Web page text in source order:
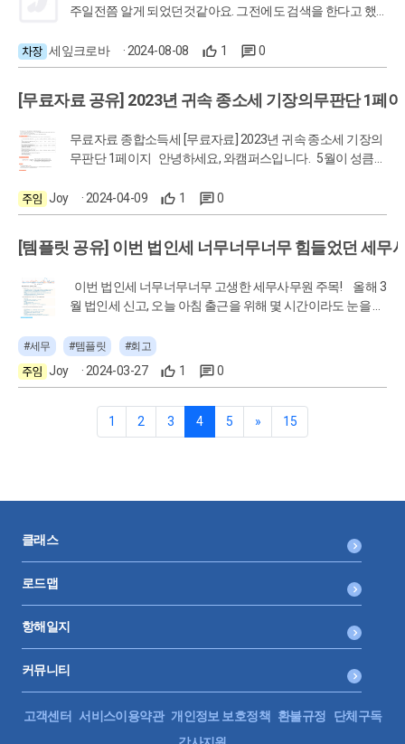
주일전쯤 알게 되었던것같아요. 그전에도 검색을 한다고 했
쉬웠습니다. 뒤늦게나마 나름 열심히 동영상들을 듣고 입사
하였습니다. 실무적으로 좋은 강의들이 많아서 입사후에도
히 정신은없었지만 그래도 조금의 마음의 여유가 생겼던것같
해일지에 참여하게되었고 열심히 하지는 못했지만 이번 목표
는 꾸준히 반복해서 강의들을 듣는거였습니다. 아침 출근전
서 이어서 듣고 요렇게 하루 할당량 시청 완료했습니다. 정말
좋은강의들이었지만 저는 한번에 모두 소화하는건 불가능한
것같아요ㅜ.ㅜ 그래서 두번,세번 반복적으로 들으려 합니다.
그럼 머릿속에 남는지식들도 생기겠죠?^^ 항해일지를 통해
사실 일찍 세무사무소를 퇴사하게 되었는데요. 앞으로 와캠
퍼스에서 꾸준히 업무지식들 익혀 이직에 성공하고 멋지게
세잎크로바 · 2024-08-08 1 0
[무료자료 공유] 2023년 귀속 종소세 기장의무판단 1페
무료자료 종합소득세 [무료자료] 2023년 귀속 종소세 기장의
무판단 1페이지 안녕하세요, 와캠퍼스입니다. 5월이 성큼성
의무 판단필수 지식을 1페이지로 정리했습니다:) 저장하고,
인쇄해서 사용하세요. 기장의무, 업종별 수입금액 장부 판단,
들이 자주 찾아보는 정보를 한 페이지에 압축했습니다. 지금
버전 : 이미지는 마우스 왼쪽 클릭 - 이미지를 다른 이름으로
저장 ► 모바일 버전 : 이미지를 1초 이상 누르고, 사진 앱으로
래의 이미지를 다운로드해 활용하세요 🔽 도움이 되셨다면,
답글의 한 마디 남겨주세요💙 여러분의 답글이, 더욱 유용한
자료를 만드는 데 큰 힘이 된답니다:) ※ 이 자료는 꼼꼼 소득
Joy · 2024-04-09 1 0
[템플릿 공유] 이번 법인세 너무너무너무 힘들었던 세무
월 법인세 신고, 오늘 아침 출근을 위해 몇 시간이라도 눈을 붙
잘 하고 있을까라는 불안이 있었던 적 있으신가요? 어쨌든
끝은 왔지만 내년에 똑같은 경험은 두 번 다시 하고 싶지 않은
분이라면? 더 나은 내년 법인세 신고를 위한, 피드백 템플릿을
라집니다 신고하면서 들었던 많은 생각들, 더 사라지기 전에
기록해야 합니다. 어떻게 시작해야 할지 모르시는 분들을 시
가 없는 분들은 일단 저장해두세요! 그리고 신고가 끝나고 꼭
시간을 내어 작성해 봅시다! [템플릿 저장하기] ► 웹 버전 :
이미지는 마우스 왼쪽 클릭 - 이미지를 다른 이름으로 저장
► 모바일 버전 : 이미지를 1초 이상 누르고, 사진 앱으로 저장
Joy · 2024-03-27 1 0
#세무 #템플릿 #회고
1 2 3 4 5 » 15
클래스
로드맵
항해일지
커뮤니티
고객센터 서비스이용약관 개인정보 보호정책 환불규정
단체구독